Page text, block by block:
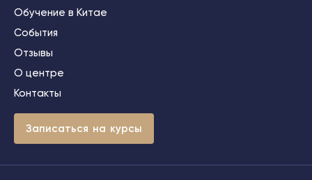
Обучение в Китае
События
Отзывы
О центре
Контакты
Записаться на курсы